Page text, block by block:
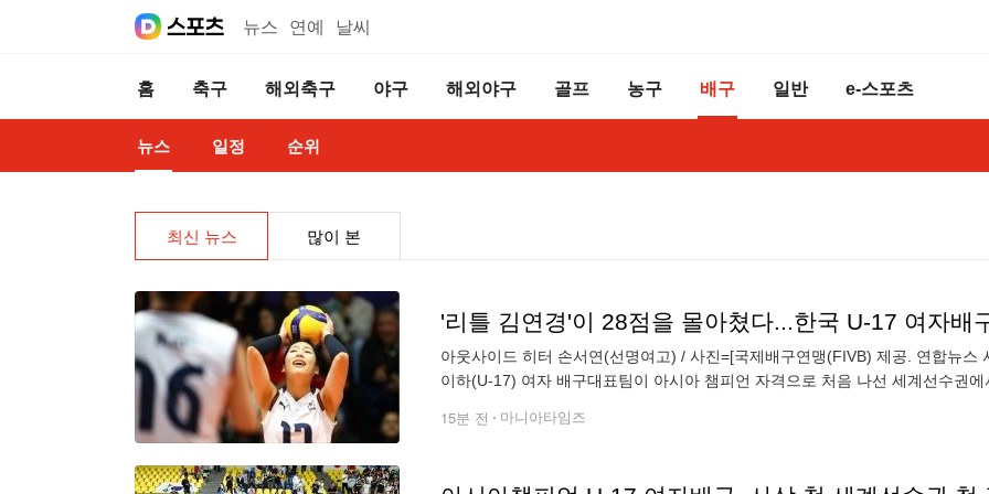
뉴스 연예 날씨
홈 축구 해외축구 야구 해외야구 골프 농구 배구 일반 e-스포츠
뉴스 일정 순위
최신 뉴스 많이 본
'리틀 김연경'이 28점을 몰아쳤다...한국 U-17 여자배
아웃사이드 히터 손서연(선명여고) / 사진=[국제배구연맹(FIVB) 제공. 연합뉴
이하(U-17) 여자 배구대표팀이 아시아 챔피언 자격으로 처음 나선 세계선수권
15분 전 마니아타임즈